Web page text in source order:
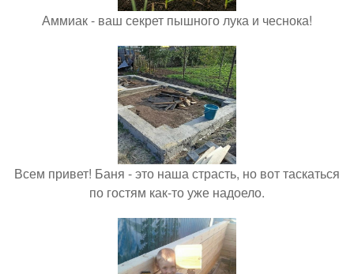
Аммиак - ваш секрет пышного лука и чеснока!
Всем привет! Баня - это наша страсть, но вот таскаться
по гостям как-то уже надоело.